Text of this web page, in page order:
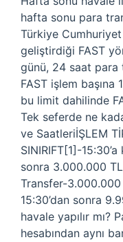
hafta sonu para
Türkiye Cumhuriyet
geliştirdiği FAST
günü, 24 saat para
FAST işlem
bu limit dahilinde
Tek seferde ne
ve SaatleriİŞLEM
SINIRIFT[1]-
sonra 3.000.000
Transfer-3.000.000
15:30’dan sonra
havale yapılır mı?
hesabından aynı